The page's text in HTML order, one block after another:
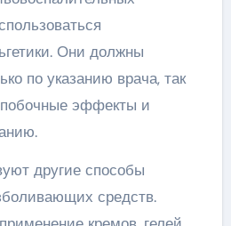
Они должны
по указанию врача, так
побочные эффекты и
другие способы
средств.